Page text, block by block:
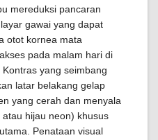
mereduksi pancaran
gawai yang dapat
otot kornea mata
pada malam hari di
yang seimbang
latar belakang gelap
yang cerah dan menyala
hijau neon) khusus
Penataan visual